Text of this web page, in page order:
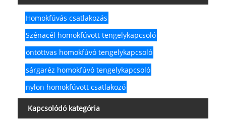
Homokfúvás csatlakozás
Szénacél homokfúvott tengelykapcsoló
öntöttvas homokfúvó tengelykapcsoló
sárgaréz homokfúvó tengelykapcsoló
nylon homokfúvott csatlakozó
Kapcsolódó kategória